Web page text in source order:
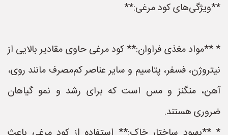
**ویژگی‌های کود مرغی:**
* **مواد مغذی فراوان:** کود مرغی حاوی مقادیر بالایی از
نیتروژن، فسفر، پتاسیم و سایر عناصر کم‌مصرف مانند روی،
آهن، منگنز و مس است که برای رشد و نمو گیاهان
ضروری هستند.